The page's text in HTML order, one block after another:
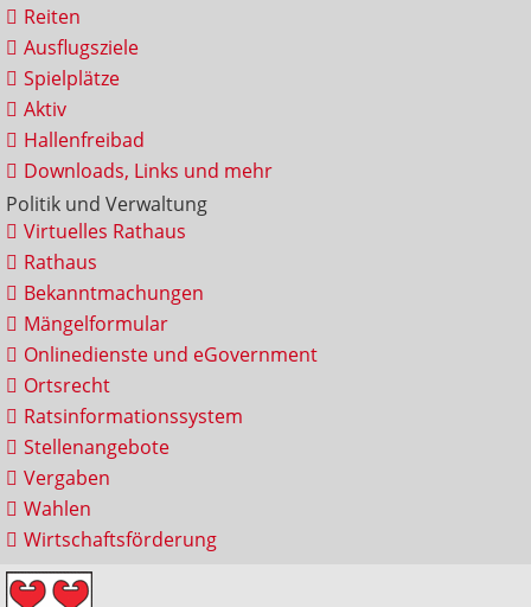
Reiten
Ausflugsziele
Spielplätze
Aktiv
Hallenfreibad
Downloads, Links und mehr
Politik und Verwaltung
Virtuelles Rathaus
Rathaus
Bekanntmachungen
Mängelformular
Onlinedienste und eGovernment
Ortsrecht
Ratsinformationssystem
Stellenangebote
Vergaben
Wahlen
Wirtschaftsförderung